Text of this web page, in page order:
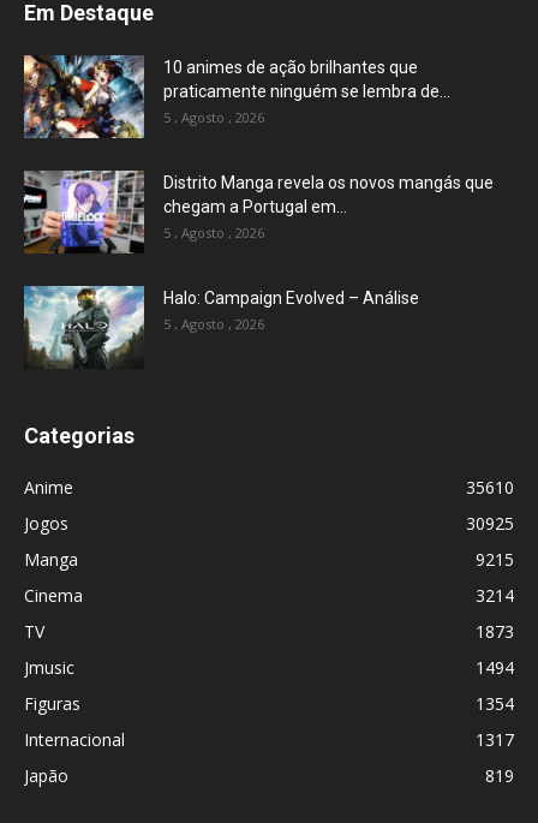
Em Destaque
10 animes de ação brilhantes que
praticamente ninguém se lembra de...
5 , Agosto , 2026
Distrito Manga revela os novos mangás que
chegam a Portugal em...
5 , Agosto , 2026
Halo: Campaign Evolved – Análise
5 , Agosto , 2026
Categorias
Anime
35610
Jogos
30925
Manga
9215
Cinema
3214
TV
1873
Jmusic
1494
Figuras
1354
Internacional
1317
Japão
819